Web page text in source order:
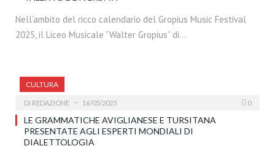
Nell’ambito del ricco calendario del Gropius Music Festival
2025, il Liceo Musicale “Walter Gropius” di…
CULTURA
DI REDAZIONE 16/05/2025 0
LE GRAMMATICHE AVIGLIANESE E TURSITANA
PRESENTATE AGLI ESPERTI MONDIALI DI
DIALETTOLOGIA